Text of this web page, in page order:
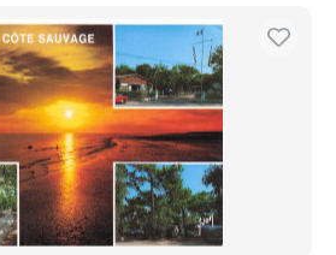
Aggiorna